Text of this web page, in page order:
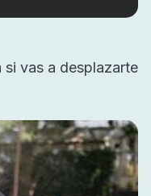
si vas a desplazarte